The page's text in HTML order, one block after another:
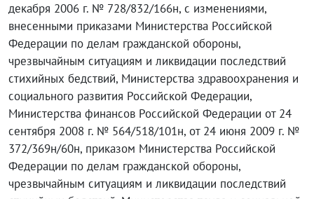
декабря 2006 г. № 728/832/166н, с изменениями,
внесенными приказами Министерства Российской
Федерации по делам гражданской обороны,
чрезвычайным ситуациям и ликвидации последствий
стихийных бедствий, Министерства здравоохранения и
социального развития Российской Федерации,
Министерства финансов Российской Федерации от 24
сентября 2008 г. № 564/518/101н, от 24 июня 2009 г. №
372/369н/60н, приказом Министерства Российской
Федерации по делам гражданской обороны,
чрезвычайным ситуациям и ликвидации последствий